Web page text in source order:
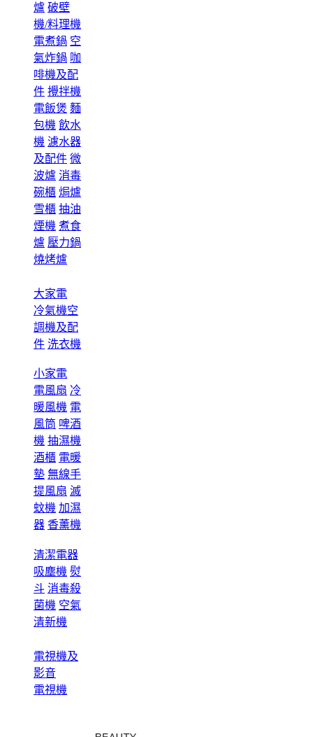
爐 破壁
機/料理機
電煮鍋 空
氣炸鍋 咖
啡機及配
件 攪拌機
電飯煲 麵
包機 飲水
機 濾水器
及配件 微
波爐 消毒
碗櫃 焗爐
雪櫃 抽油
煙機 煮食
爐 壓力鍋
燒烤爐
大家電
冷氣機空
調機及配
件 洗衣機
小家電
電風扇 冷
暖風機 電
風筒 啤酒
機 抽濕機
酒櫃 電暖
墊 無線手
提風扇 滅
蚊機 加濕
器 香薰機
清潔電器
吸塵機 熨
斗 消毒殺
菌機 空氣
清新機
電視機及
影音
電視機